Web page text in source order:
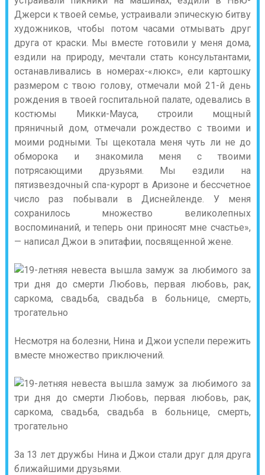
Джерси к твоей семье, устраивали эпическую битву
художников, чтобы потом часами отмывать друг
друга от краски. Мы вместе готовили у меня дома,
ездили на природу, мечтали стать консультантами,
останавливались в номерах-«люкс», ели картошку
размером с твою голову, отмечали мой 21-й день
рождения в твоей госпитальной палате, одевались в
костюмы Микки-Мауса, строили мощный
пряничный дом, отмечали рождество с твоими и
моими родными. Ты щекотала меня чуть ли не до
обморока и знакомила меня с твоими
потрясающими друзьями. Мы ездили на
пятизвездочный спа-курорт в Аризоне и бессчетное
число раз побывали в Диснейленде. У меня
сохранилось множество великолепных
воспоминаний, и теперь они приносят мне счастье»,
— написал Джои в эпитафии, посвященной жене.
Несмотря на болезни, Нина и Джои успели пережить
вместе множество приключений.
За 13 лет дружбы Нина и Джои стали друг для друга
ближайшими друзьями.